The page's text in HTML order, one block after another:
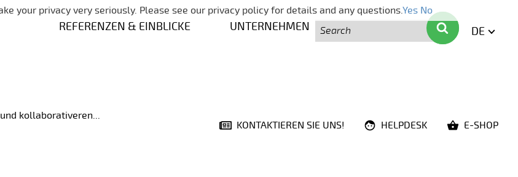
Navigation überspringen
Suche
REFERENZEN & EINBLICKE UNTERNEHMEN
Suche
DE
kollaborativeren...
KONTAKTIEREN SIE UNS!
HELPDESK E-SHOP
your privacy very seriously. Please see our privacy policy for details and any questions.Yes No